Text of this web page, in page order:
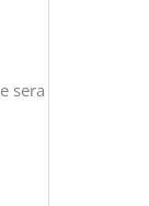
sera